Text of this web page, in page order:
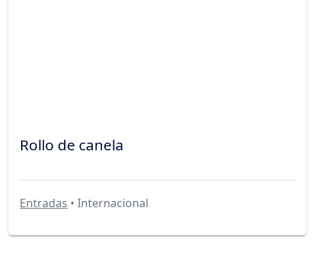
Rollo de canela
Entradas • Internacional